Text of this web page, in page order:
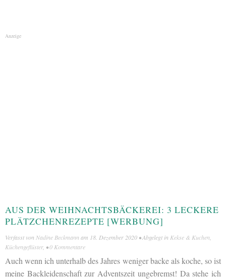
Anzeige
AUS DER WEIHNACHTSBÄCKEREI: 3 LECKERE
PLÄTZCHENREZEPTE [WERBUNG]
Verfasst von Nadine Beckmann am 18. Dezember 2020 • Abgelegt in Kekse & Kuchen
Küchengeflüster, •0 Kommentare
Auch wenn ich unterhalb des Jahres weniger backe als koche, so ist
meine Backleidenschaft zur Adventszeit ungebremst! Da stehe ich